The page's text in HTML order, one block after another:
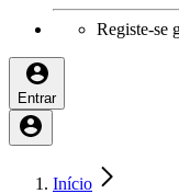
Registe-se
Entrar
Início